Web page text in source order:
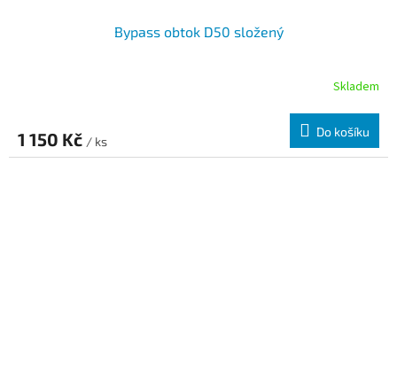
Bypass obtok D50 složený
Skladem
1 150 Kč / ks
Do košíku